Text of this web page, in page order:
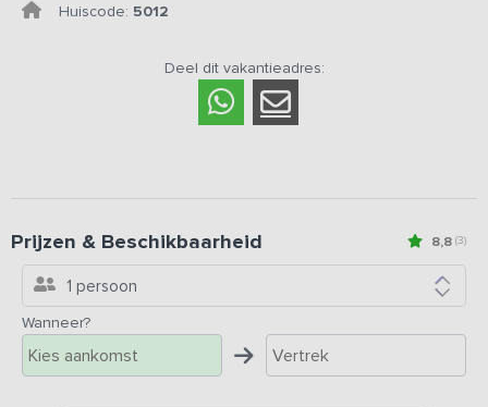
Huiscode: 5012
Deel dit vakantieadres:
8,8 (3)
Prijzen & Beschikbaarheid
1 persoon
Wanneer?